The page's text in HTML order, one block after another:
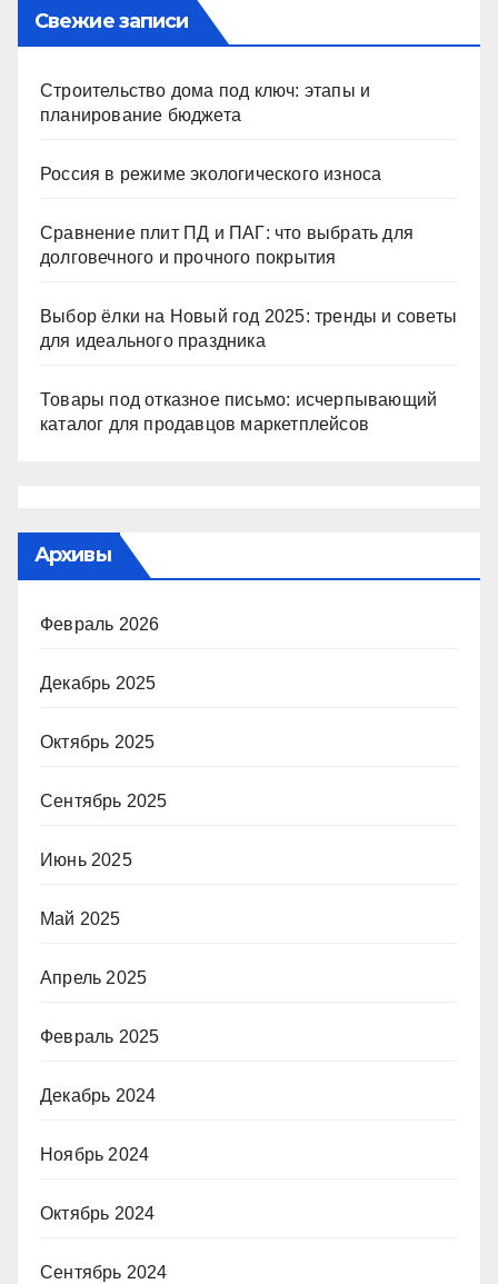
Свежие записи
Строительство дома под ключ: этапы и
планирование бюджета
Россия в режиме экологического износа
Сравнение плит ПД и ПАГ: что выбрать для
долговечного и прочного покрытия
Выбор ёлки на Новый год 2025: тренды и советы
для идеального праздника
Товары под отказное письмо: исчерпывающий
каталог для продавцов маркетплейсов
Архивы
Февраль 2026
Декабрь 2025
Октябрь 2025
Сентябрь 2025
Июнь 2025
Май 2025
Апрель 2025
Февраль 2025
Декабрь 2024
Ноябрь 2024
Октябрь 2024
Сентябрь 2024